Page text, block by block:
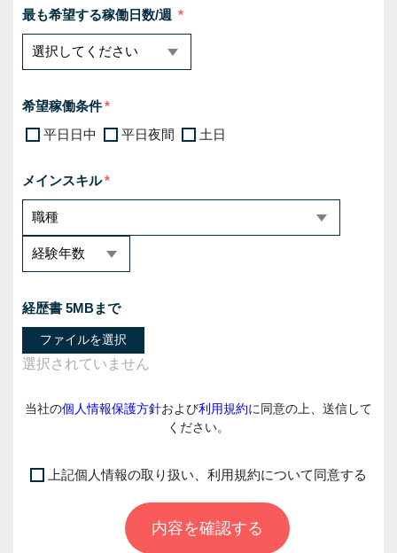
最も希望する稼働日数/週
希望稼働条件
平日日中
平日夜間 土日
メインスキル
経歴書 5MBまで
ファイルを選択
当社の個人情報保護方針および利用規約に同意の上、送信して
ください。
上記個人情報の取り扱い、利用規約について同意する
内容を確認する